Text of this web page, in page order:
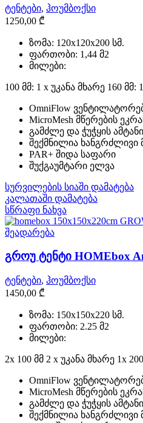
ტენტები, ჰოუმბოქსი
1250,00 ₾
ზომა: 120x120x200 სმ.
ფართობი: 1,44 მ2
მილები:
100 მმ: 1 x უკანა მხარე 160
OmniFlow
MicroMesh მწერების
გამძლე და ჭუჭყის
შექმნილია ხანგრძლივი
PAR+ შიდა საფარი
შუქგაუმტარი ელვა
სურვილების სიაში დამატება
კალათაში დამატება
სწრაფი ნახვა
შეადარება
გროუ ტენტი HOMEbox
ტენტები, ჰოუმბოქსი
1450,00 ₾
ზომა: 150x150x220 სმ.
ფართობი: 2.25 მ2
მილები:
2x 100 მმ 2 x უკანა მხარე 1x
OmniFlow
MicroMesh მწერების
გამძლე და ჭუჭყის
შექმნილია ხანგრძლივი